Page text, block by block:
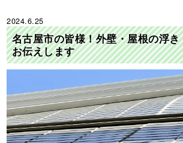
2024.6.25
名古屋市の皆様！外壁・屋根の浮
お伝えします